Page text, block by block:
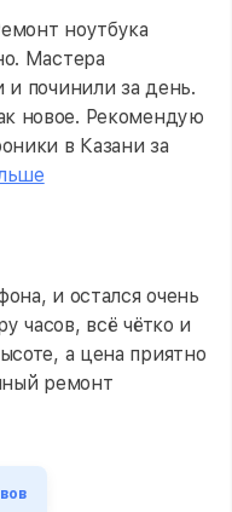
ноутбука
Мастера
и починили за день.
новое. Рекомендую
в Казани за
и остался очень
часов, всё чётко и
а цена приятно
ремонт